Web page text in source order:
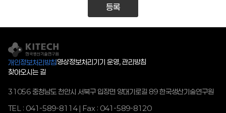
등록
개인정보처리방침영상정보처리기기 운영, 관리방침
찾아오시는 길
31056 충청남도 천안시 서북구 입장면 양대기로길 89 한국생산기술연구원
TEL : 041-589-8114 | Fax : 041-589-8120